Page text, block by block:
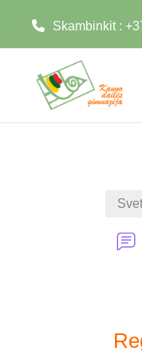
Skambinkit :